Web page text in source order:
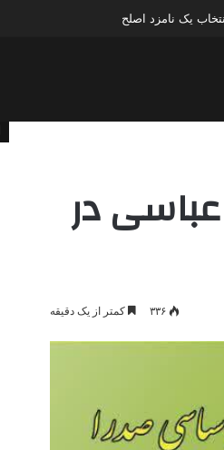
عباسی در
۳۳۶ کمتر از یک دقیقه